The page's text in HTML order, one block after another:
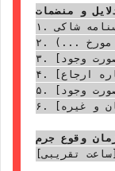
۱. تصویر مصدق کارت ملی/شناسنامه شاکی
۲. اصل/تصویر مصدق گواهی پزشکی قانونی (معرفی نامه کلانتری/دادسرا به شماره ... مورخ ...)
۳. استشهادیه شهود با امضاء و مشخصات [در صورت وجود]
۴. تصاویر/فیلم های دوربین مداربسته [در صورت وجود و شماره ارجاع]
۵. عکس های جراحات وارده [در صورت وجود]
۶. سایر مدارک و ادله [مانند پرینت پیامک، گزارش بیمارستان و غیره]
تقریبی]